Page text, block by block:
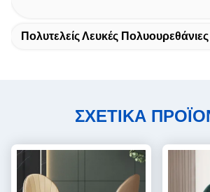
Πολυτελείς Λευκές
ΣΧΕΤΙΚΑ